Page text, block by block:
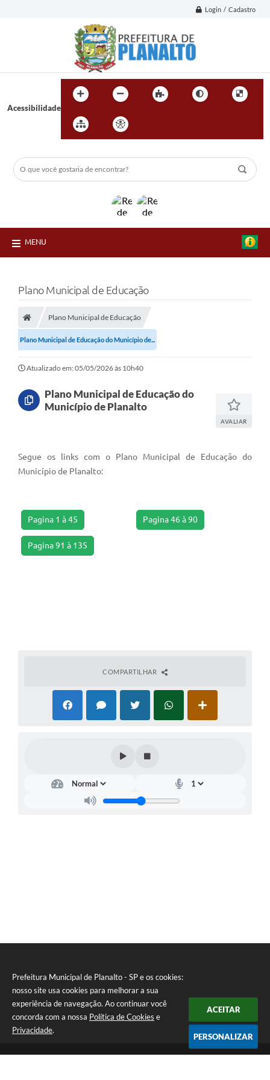
Prefeitura Municipal de Planalto - SP e os cookies:
nosso site usa cookies para melhorar a sua
experiência de navegação. Ao continuar você
concorda com a nossa Política de Cookies e
Privacidade.
ACEITAR
PERSONALIZAR
Login / Cadastro
Acessibilidade
MENU
Plano Municipal de Educação
Plano Municipal de Educação
Plano Municipal de Educação do Município de...
Atualizado em: 05/05/2026 às 10h40
Plano Municipal de Educação do
Município de Planalto
AVALIAR
Segue os links com o Plano Municipal de Educação do
Município de Planalto:
Pagina 1 à 45 Pagina 46 à 90
Pagina 91 à 135
COMPARTILHAR